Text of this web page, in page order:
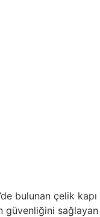
bulunan çelik kapı
güvenliğini sağlayan